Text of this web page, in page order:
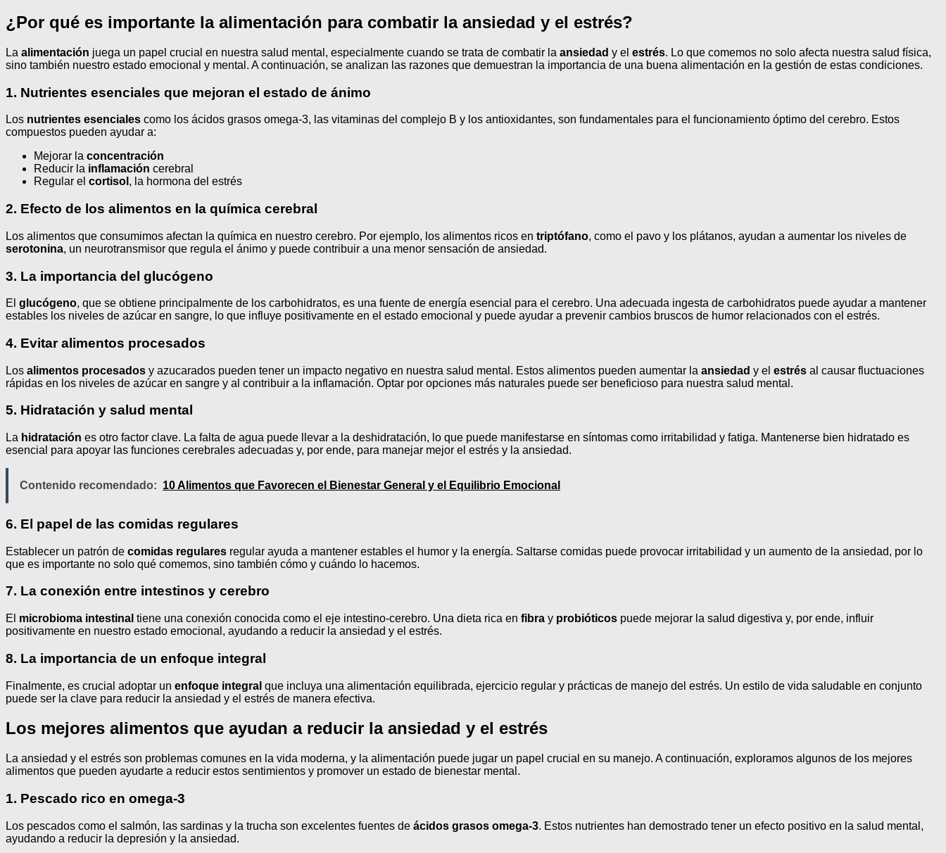
¿Por qué es importante la alimentación para combatir la ansiedad y el estrés?
La alimentación juega un papel crucial en nuestra salud mental, especialmente cuando se trata de combatir la ansiedad y el estrés. Lo que comemos no solo afecta nuestra salud física,
sino también nuestro estado emocional y mental. A continuación, se analizan las razones que demuestran la importancia de una buena alimentación en la gestión de estas condiciones.
1. Nutrientes esenciales que mejoran el estado de ánimo
Los nutrientes esenciales como los ácidos grasos omega-3, las vitaminas del complejo B y los antioxidantes, son fundamentales para el funcionamiento óptimo del cerebro. Estos
compuestos pueden ayudar a:
Mejorar la concentración
Reducir la inflamación cerebral
Regular el cortisol , la hormona del estrés
2. Efecto de los alimentos en la química cerebral
Los alimentos que consumimos afectan la química en nuestro cerebro. Por ejemplo, los alimentos ricos en triptófano, como el pavo y los plátanos, ayudan a aumentar los niveles de
serotonina, un neurotransmisor que regula el ánimo y puede contribuir a una menor sensación de ansiedad.
3. La importancia del glucógeno
El glucógeno, que se obtiene principalmente de los carbohidratos, es una fuente de energía esencial para el cerebro. Una adecuada ingesta de carbohidratos puede ayudar a mantener
estables los niveles de azúcar en sangre, lo que influye positivamente en el estado emocional y puede ayudar a prevenir cambios bruscos de humor relacionados con el estrés.
4. Evitar alimentos procesados
Los alimentos procesados y azucarados pueden tener un impacto negativo en nuestra salud mental. Estos alimentos pueden aumentar la ansiedad y el estrés al causar fluctuaciones
rápidas en los niveles de azúcar en sangre y al contribuir a la inflamación. Optar por opciones más naturales puede ser beneficioso para nuestra salud mental.
5. Hidratación y salud mental
La hidratación es otro factor clave. La falta de agua puede llevar a la deshidratación, lo que puede manifestarse en síntomas como irritabilidad y fatiga. Mantenerse bien hidratado es
esencial para apoyar las funciones cerebrales adecuadas y, por ende, para manejar mejor el estrés y la ansiedad.
Contenido recomendado: 10 Alimentos que Favorecen el Bienestar General y el Equilibrio Emocional
6. El papel de las comidas regulares
Establecer un patrón de comidas regulares regular ayuda a mantener estables el humor y la energía. Saltarse comidas puede provocar irritabilidad y un aumento de la ansiedad, por lo
que es importante no solo qué comemos, sino también cómo y cuándo lo hacemos.
7. La conexión entre intestinos y cerebro
El microbioma intestinal tiene una conexión conocida como el eje intestino-cerebro. Una dieta rica en fibra y probióticos puede mejorar la salud digestiva y, por ende, influir
positivamente en nuestro estado emocional, ayudando a reducir la ansiedad y el estrés.
8. La importancia de un enfoque integral
Finalmente, es crucial adoptar un enfoque integral que incluya una alimentación equilibrada, ejercicio regular y prácticas de manejo del estrés. Un estilo de vida saludable en conjunto
puede ser la clave para reducir la ansiedad y el estrés de manera efectiva.
Los mejores alimentos que ayudan a reducir la ansiedad y el estrés
La ansiedad y el estrés son problemas comunes en la vida moderna, y la alimentación puede jugar un papel crucial en su manejo. A continuación, exploramos algunos de los mejores
alimentos que pueden ayudarte a reducir estos sentimientos y promover un estado de bienestar mental.
1. Pescado rico en omega-3
Los pescados como el salmón, las sardinas y la trucha son excelentes fuentes de ácidos grasos omega-3. Estos nutrientes han demostrado tener un efecto positivo en la salud mental,
ayudando a reducir la depresión y la ansiedad.